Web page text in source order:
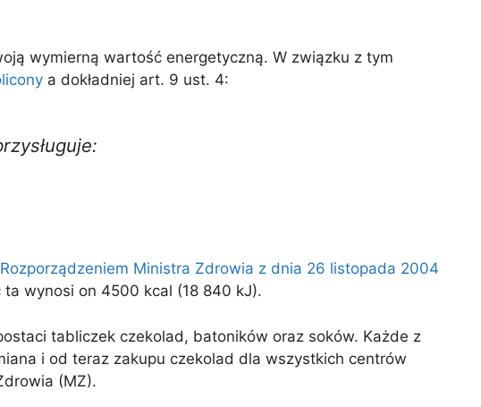
wymierną wartość energetyczną. W związku z tym
a dokładniej art. 9 ust. 4:
Rozporządzeniem Ministra Zdrowia z dnia 26 listopada 2004
wynosi on 4500 kcal (18 840 kJ).
tabliczek czekolad, batoników oraz soków. Każde z
i od teraz zakupu czekolad dla wszystkich centrów
(MZ).